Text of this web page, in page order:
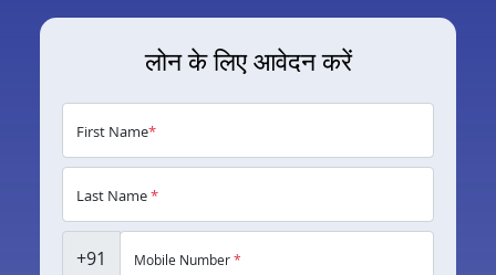
लोन के लिए आवेदन करें
First Name*
Last Name*
+91 Mobile Number*